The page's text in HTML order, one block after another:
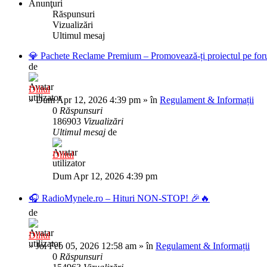
Anunţuri
Răspunsuri
Vizualizări
Ultimul mesaj
💎 Pachete Reclame Premium – Promovează-ți proiectul pe
de
Diliul
»Dum Apr 12, 2026 4:39 pm » în Regulament & Informații
0 Răspunsuri
186903 Vizualizări
Ultimul mesaj de
Diliul
Dum Apr 12, 2026 4:39 pm
🎧 RadioMynele.ro – Hituri NON-STOP! 🎉🔥
de
Diliul
»Joi Feb 05, 2026 12:58 am » în Regulament & Informații
0 Răspunsuri